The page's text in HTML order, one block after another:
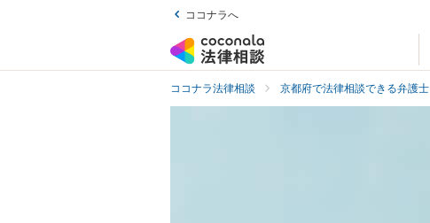
ココナラへ
ココナラ法律相談 京都府で法律相談できる弁護士